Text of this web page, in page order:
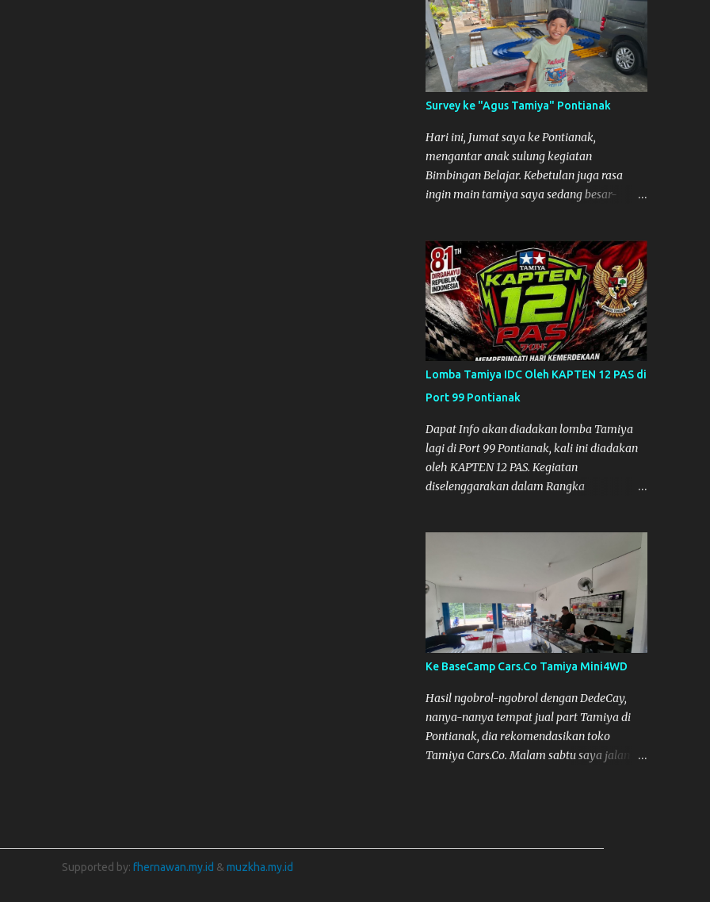
salah., tokonya belum buka. kata ibu2
pemilik, bukanya di jam 1. Saya pulang dulu
ke rumah ortu di Sepakat, untuk istirahat.
So malamnya sebelum pulang ke
Mempawah saya sempatkan lagi kesini.
Saya belanja beberapa part disini. Untuk
Lokasi Tempat:
Survey ke "Agus Tamiya" Pontianak
Hari ini, Jumat saya ke Pontianak,
mengantar anak sulung kegiatan
Bimbingan Belajar. Kebetulan juga rasa
ingin main tamiya saya sedang besar-
Daripada bengong dan sambil nunggu anak
pulang, saya pikir enak kali ya main
Tamiya di Pontianak. Muzkha di Lokasi
Agus Tamiya
Lomba Tamiya IDC Oleh KAPTEN 12 PAS di
Port 99 Pontianak
Dapat Info akan diadakan lomba Tamiya
lagi di Port 99 Pontianak, kali ini diadakan
oleh KAPTEN 12 PAS. Kegiatan
diselenggarakan dalam Rangka
Semoga Muzkha dan Saya dapat
menghadiri Kegiatan tersebut. Amiin.
Ke BaseCamp Cars.Co Tamiya Mini4WD
Hasil ngobrol-ngobrol dengan DedeCay,
nanya-nanya tempat jual part Tamiya di
Pontianak, dia rekomendasikan toko
Tamiya Cars.Co. Malam sabtu saya jalan
Supported by: fhernawan.my.id & muzkha.my.id